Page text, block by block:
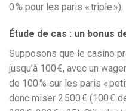
0 % pour les paris « triple »).
Étude de cas : un bonus
Supposons que le casino
jusqu’à 100 €, avec un
de 100 % sur les paris «
donc miser 2 500 € (100 €